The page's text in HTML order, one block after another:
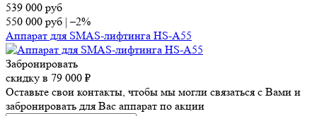
539 000 руб
550 000 руб |–2%
Аппарат для SMAS-лифтинга HS-A55
Забронировать
скидку в 79 000 ₽
Оставьте свои контакты, чтобы мы могли связаться с Вами и
забронировать для Вас аппарат по акции